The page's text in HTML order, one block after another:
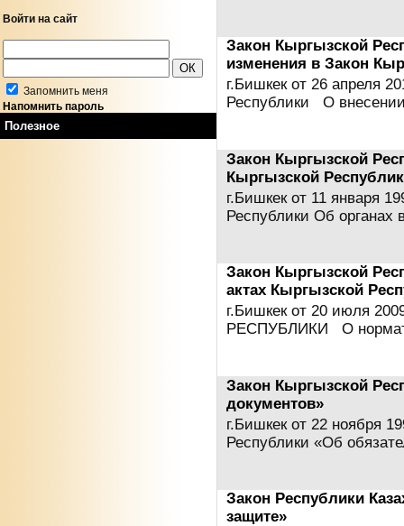
Войти на сайт
Запомнить меня
Напомнить пароль
Полезное
Закон Кыргызской
изменения в Закон
г.Бишкек от 26 апреля
Республики О
Закон Кыргызской
Кыргызской
г.Бишкек от 11 января
Республики Об органах
Закон Кыргызской
актах Кыргызской
г.Бишкек от 20 июля
РЕСПУБЛИКИ О
Закон Кыргызской
документов»
г.Бишкек от 22 ноября
Республики «Об
Закон Республики
защите»